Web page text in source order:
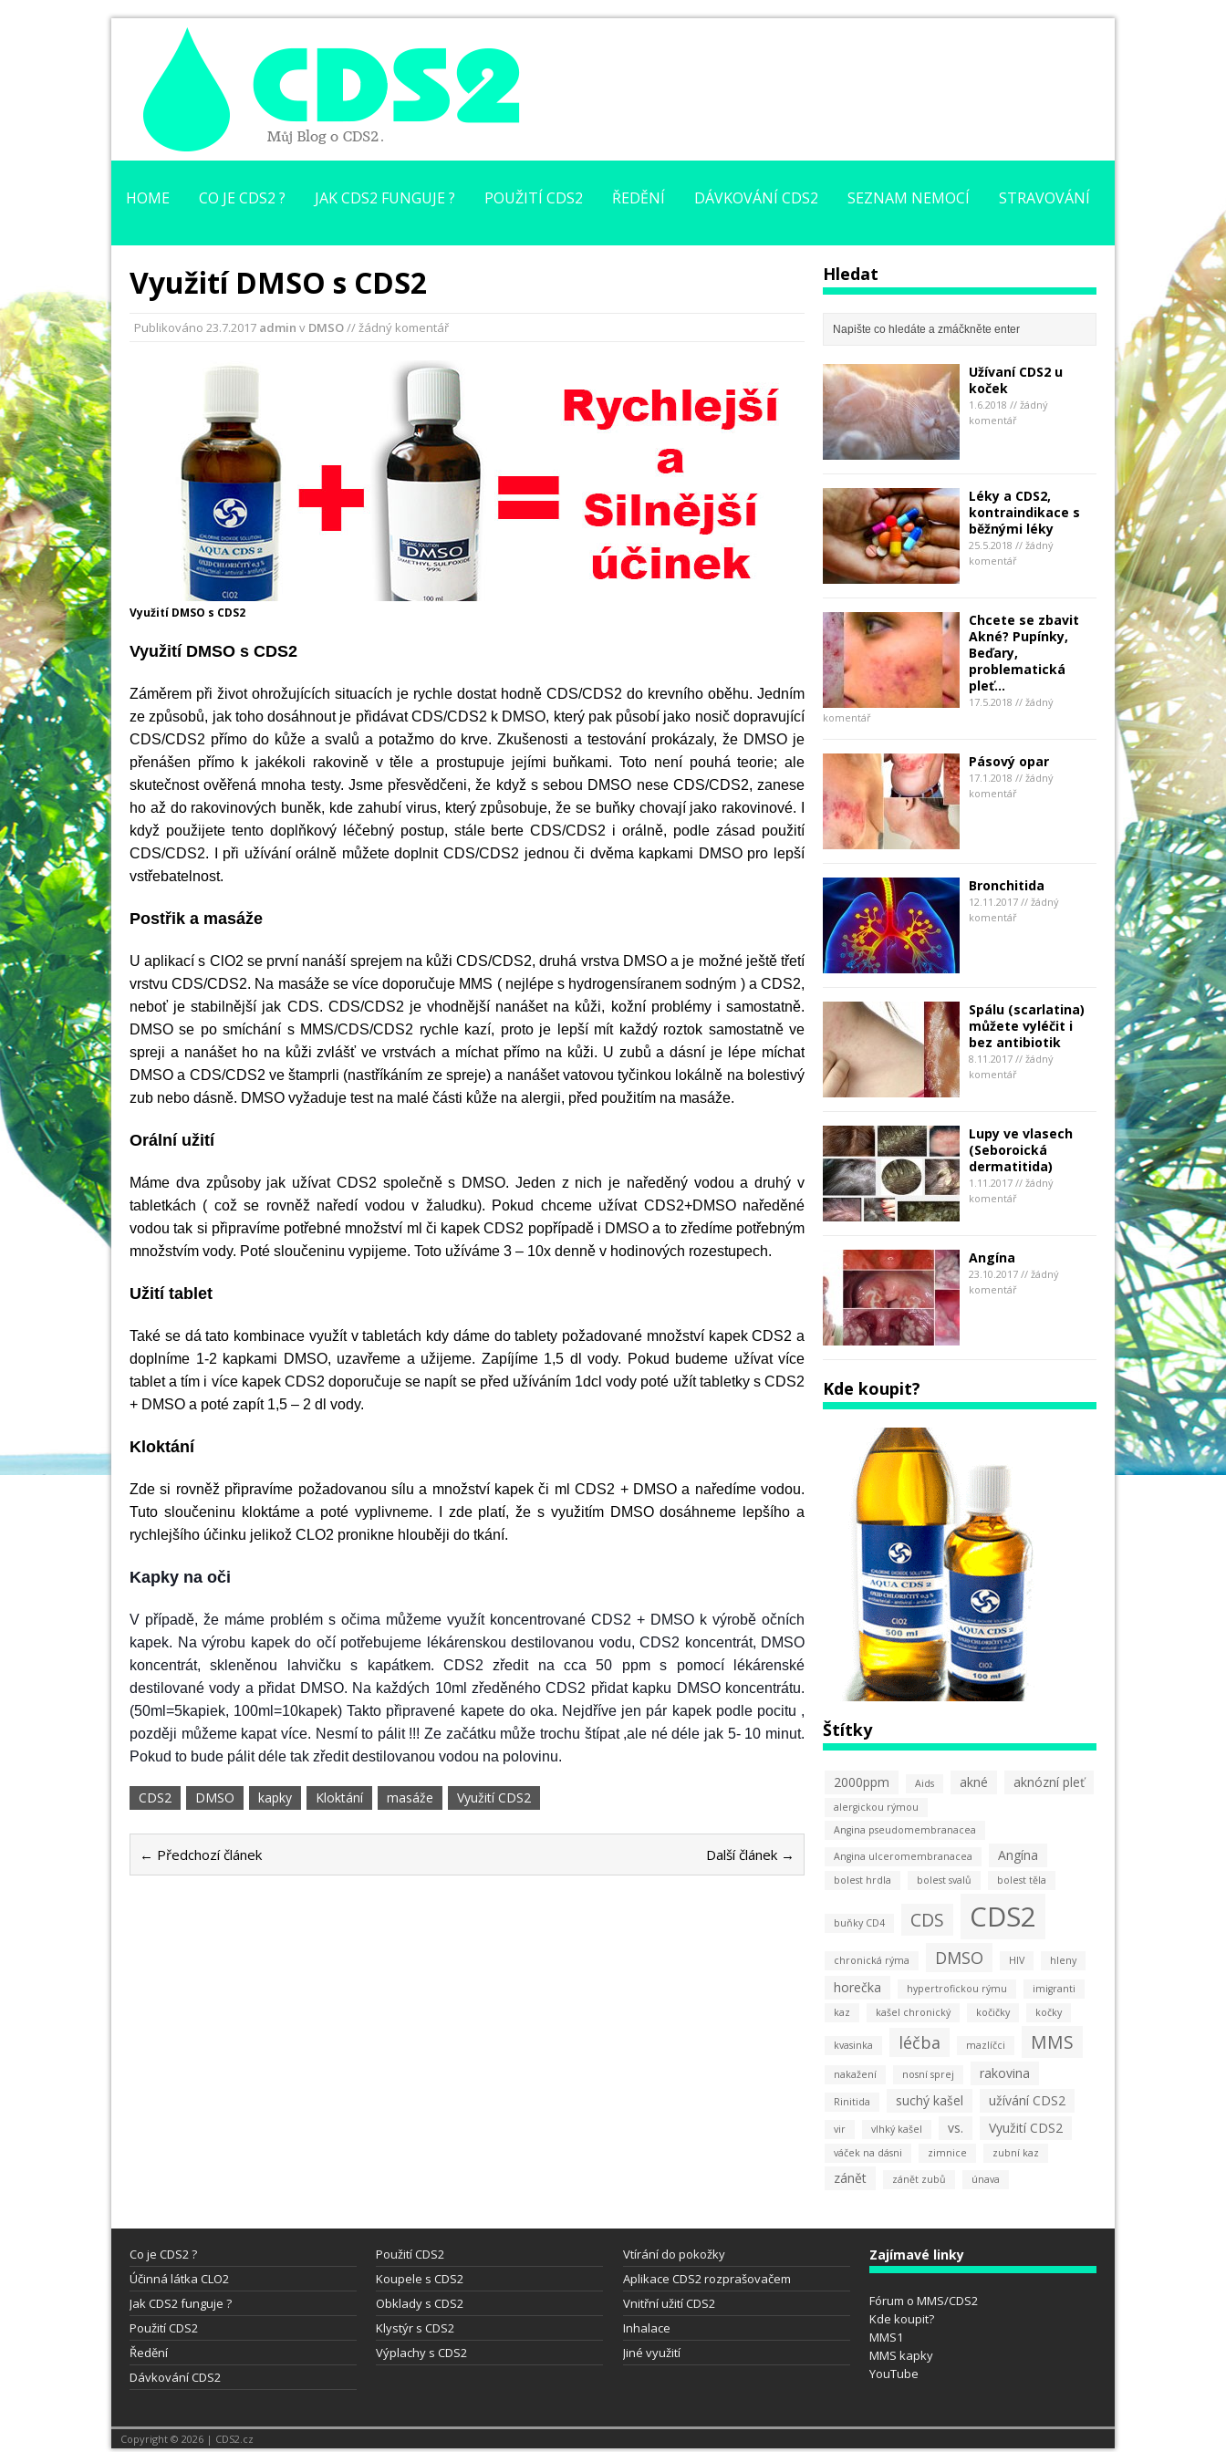
HOME CO JE CDS2 ? JAK CDS2 FUNGUJE ? POUŽITÍ CDS2 ŘEDĚNÍ DÁVKOVÁNÍ CDS2 SEZNAM NEMOCÍ STRAVOVÁNÍ
Využití DMSO s CDS2
Publikováno 23.7.2017 admin v DMSO// žádný komentář
Využití DMSO s CDS2
Využití DMSO s CDS2
Záměrem při život ohrožujících situacích je rychle dostat hodně CDS/CDS2 do krevního oběhu. Jedním
ze způsobů, jak toho dosáhnout je přidávatCDS/CDS2 k DMSO, který pak působí jako nosič dopravující
CDS/CDS2 přímo do kůže a svalů a potažmo do krve. Zkušenosti a testování prokázaly, že DMSO je
přenášen přímo k jakékoli rakovině v těle a prostupuje jejími buňkami. Toto není pouhá teorie; ale
skutečnost ověřená mnoha testy. Jsme přesvědčeni, že když s sebou DMSO nese CDS/CDS2, zanese
ho až do rakovinových buněk, kde zahubí virus, který způsobuje, že se buňky chovají jako rakovinové. I
když použijete tento doplňkový léčebný postup, stále berteCDS/CDS2 i orálně, podle zásad použití
CDS/CDS2. I při užívání orálně můžete doplnit CDS/CDS2 jednou či dvěma kapkami DMSO pro lepší
vstřebatelnost.
Postřik a masáže
U aplikací s ClO2 se první nanáší sprejem na kůži CDS/CDS2, druhá vrstva DMSO a je možné ještě třetí
vrstvu CDS/CDS2. Na masáže se více doporučuje MMS ( nejlépe s hydrogensíranem sodným )a CDS2,
neboť je stabilnější jak CDS. CDS/CDS2 je vhodnější nanášet na kůži, kožní problémy i samostatně.
DMSO se po smíchání s MMS/CDS/CDS2 rychle kazí, proto je lepší mít každý roztok samostatně ve
spreji a nanášet ho na kůži zvlášť ve vrstvách a míchat přímo na kůži. U zubů a dásní je lépe míchat
DMSO a CDS/CDS2 ve štamprli (nastříkáním ze spreje) a nanášet vatovou tyčinkou lokálně na bolestivý
zub nebo dásně. DMSO vyžaduje test na malé části kůže na alergii, před použitím na masáže.
Orální užití
Máme dva způsoby jak užívat CDS2 společně s DMSO. Jeden z nich je naředěný vodou a druhý v
tabletkách ( což se rovněž naředí vodou v žaludku). Pokud chceme užívat CDS2+DMSO naředěné
vodou tak si připravíme potřebné množství ml či kapek CDS2 popřípadě i DMSO a to zředíme potřebným
množstvím vody. Poté sloučeninu vypijeme. Toto užíváme 3 – 10x denně v hodinových rozestupech.
Užití tablet
Také se dá tato kombinace využít v tabletách kdy dáme do tablety požadované množství kapek CDS2 a
doplníme 1-2 kapkami DMSO, uzavřeme a užijeme. Zapíjíme 1,5 dl vody. Pokud budeme užívat více
tablet a tím i více kapek CDS2 doporučuje se napít se před užíváním 1dcl vody poté užít tabletky s CDS2
+ DMSO a poté zapít 1,5 – 2 dl vody.
Kloktání
Zde si rovněž připravíme požadovanou sílu a množství kapek či ml CDS2 + DMSO a naředíme vodou.
Tuto sloučeninu kloktáme a poté vyplivneme. I zde platí, že s využitím DMSO dosáhneme lepšího a
rychlejšího účinku jelikož CLO2 pronikne hlouběji do tkání.
Kapky na oči
V případě, že máme problém s očima můžeme využít koncentrované CDS2 + DMSO k výrobě očních
kapek. Na výrobu kapek do očí potřebujeme lékárenskou destilovanou vodu, CDS2 koncentrát, DMSO
koncentrát, skleněnou lahvičku s kapátkem. CDS2 zředit na cca 50 ppm s pomocí lékárenské
destilované vody a přidat DMSO. Na každých 10ml zředěného CDS2 přidat kapku DMSO koncentrátu.
(50ml=5kapiek, 100ml=10kapek) Takto připravené kapetedo oka. Nejdříve jen pár kapek podle pocitu ,
později můžeme kapat více. Nesmí to pálit !!! Ze začátku může trochu štípat ,ale né déle jak 5- 10 minut.
Pokud to bude pálit déle tak zředit destilovanou vodou na polovinu.
CDS2 DMSO kapky Kloktání masáže Využití CDS2
← Předchozí článek Další článek →
Hledat
Užívaní CDS2 u
koček
1.6.2018 // žádný
komentář
Léky a CDS2,
kontraindikace s
běžnými léky
25.5.2018 // žádný
komentář
Chcete se zbavit
Akné? Pupínky,
Beďary,
problematická
pleť…
17.5.2018 // žádný
komentář
Pásový opar
17.1.2018 // žádný
komentář
Bronchitida
12.11.2017 // žádný
komentář
Spálu (scarlatina)
můžete vyléčit i
bez antibiotik
8.11.2017 // žádný
komentář
Lupy ve vlasech
(Seboroická
dermatitida)
1.11.2017 // žádný
komentář
Angína
23.10.2017 // žádný
komentář
Kde koupit?
Štítky
2000ppm Aids akné aknózní pleť
alergickou rýmou
Angina pseudomembranacea
Angina ulceromembranacea Angína
bolest hrdla bolest svalů bolest těla
buňky CD4 CDS CDS2
chronická rýma DMSO HIV hleny
horečka hypertrofickou rýmu
imigranti
kaz
kašel chronický kočičky kočky
kvasinka léčba mazlíčci MMS
nakažení nosní sprej rakovina
Rinitida suchý kašel užívání CDS2
vir vlhký kašel vs. Využití CDS2
váček na dásni zimnice zubní kaz
zánět zánět zubů únava
Co je CDS2 ?
Účinná látka CLO2
Jak CDS2 funguje ?
Použití CDS2
Ředění
Dávkování CDS2
Použití CDS2
Koupele s CDS2
Obklady s CDS2
Klystýr s CDS2
Výplachy s CDS2
Vtírání do pokožky
Aplikace CDS2 rozprašovačem
Vnitřní užití CDS2
Inhalace
Jiné využití
Zajímavé linky
Fórum o MMS/CDS2
Kde koupit?
MMS1
MMS kapky
YouTube
Copyright © 2026 | CDS2.cz